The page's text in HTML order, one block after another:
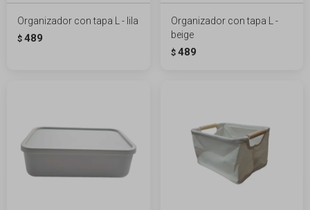
Organizador con tapa L - lila
$ 489
Organizador con tapa L -
beige
$ 489